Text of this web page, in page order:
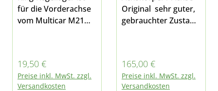
für die Vorderachse
vom Multicar M21
Regulärer Preis:
19,50 €
Preise inkl. MwSt. zzgl.
Versandkosten
Original sehr guter,
gebrauchter Zustand
Ameise, DK3
Regulärer Preis:
165,00 €
Preise inkl. MwSt. zzgl.
Versandkosten